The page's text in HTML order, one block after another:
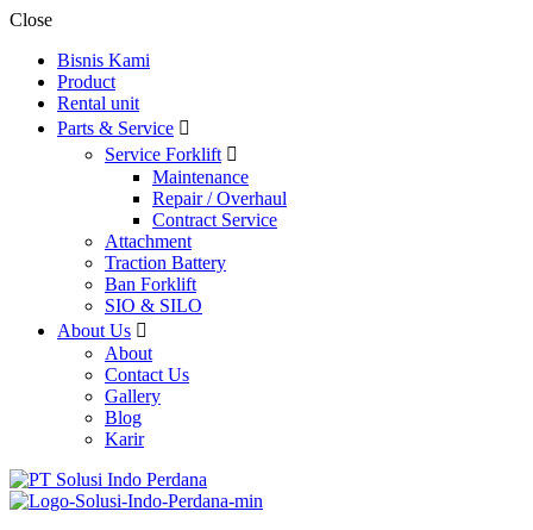
Close
Bisnis Kami
Product
Rental unit
Parts & Service
Service Forklift
Maintenance
Repair / Overhaul
Contract Service
Attachment
Traction Battery
Ban Forklift
SIO & SILO
About Us
About
Contact Us
Gallery
Blog
Karir